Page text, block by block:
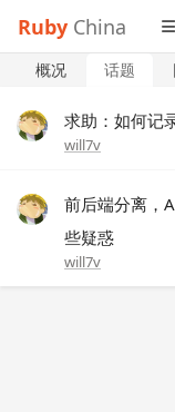
Ruby China
概况 话题
求助：如何记
will7v
前后端分离，
些疑惑
will7v